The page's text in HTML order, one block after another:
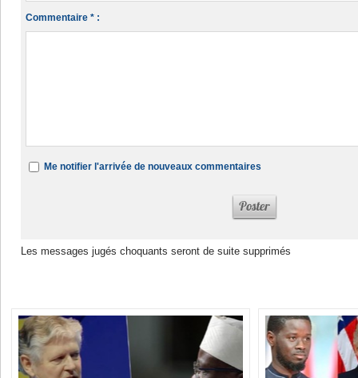
Commentaire * :
Me notifier l'arrivée de nouveaux commentaires
Les messages jugés choquants seront de suite supprimés